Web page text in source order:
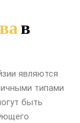
в
являются
типами
быть